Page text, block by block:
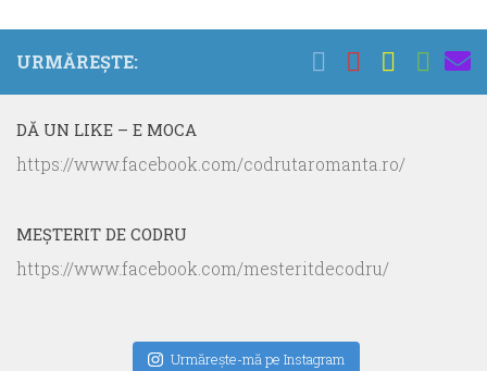
URMĂREȘTE:
DĂ UN LIKE – E MOCA
https://www.facebook.com/codrutaromanta.ro/
MEŞTERIT DE CODRU
https://www.facebook.com/mesteritdecodru/
Urmăreşte-mă pe Instagram